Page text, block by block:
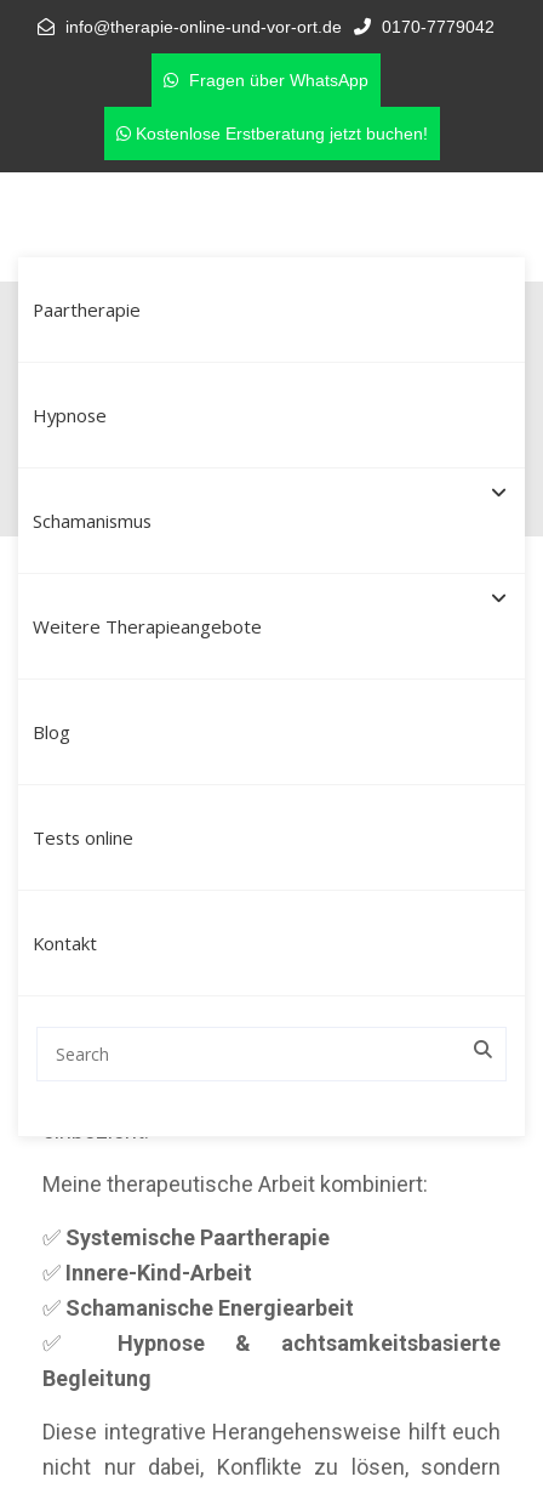
info@therapie-online-und-vor-ort.de 0170-7779042
Fragen über WhatsApp
Kostenlose Erstberatung jetzt buchen!
Paartherapie
Hypnose
Schamanismus
Weitere Therapieangebote
Blog
Tests online
Kontakt
Unterstützung bei Eifersucht &
Martín Polo – Mein Ansatz:
Sozialpädagoge, Therapeut und Schamane mit
herausfordernde Lebensphasen – mit einem
Meine therapeutische Arbeit kombiniert:
✅ Systemische Paartherapie
✅ Innere-Kind-Arbeit
✅ Schamanische Energiearbeit
✅ Hypnose & achtsamkeitsbasierte
Begleitung
Diese integrative Herangehensweise hilft euch
nicht nur dabei, Konflikte zu lösen, sondern